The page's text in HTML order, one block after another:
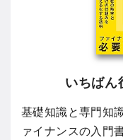
いちばん
基礎知識と専門知
ァイナンスの入門